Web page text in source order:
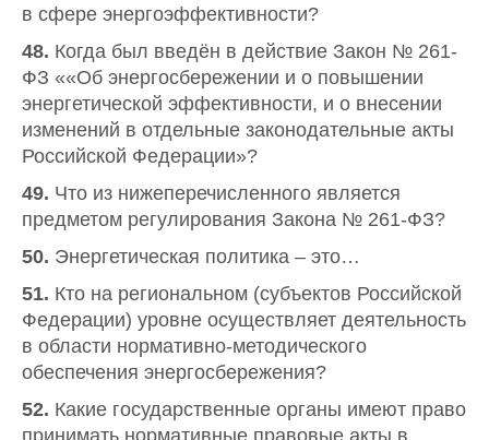
в сфере энергоэффективности?
48. Когда был введён в действие Закон № 261-
ФЗ ««Об энергосбережении и о повышении
энергетической эффективности, и о внесении
изменений в отдельные законодательные акты
Российской Федерации»?
49. Что из нижеперечисленного является
предметом регулирования Закона № 261-ФЗ?
50. Энергетическая политика – это…
51. Кто на региональном (субъектов Российской
Федерации) уровне осуществляет деятельность
в области нормативно-методического
обеспечения энергосбережения?
52. Какие государственные органы имеют право
принимать нормативные правовые акты в